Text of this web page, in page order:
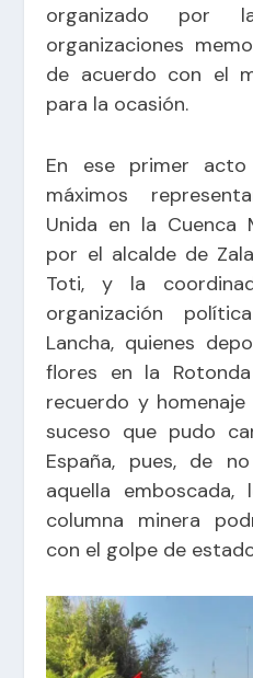
organizado por
organizaciones
de acuerdo con el
para la ocasión.
En ese primer
máximos
Unida en la Cuenca
por el alcalde de
Toti, y la
organización
Lancha, quienes
flores en la
recuerdo y
suceso que pudo
España, pues, de
aquella
columna minera
con el golpe de